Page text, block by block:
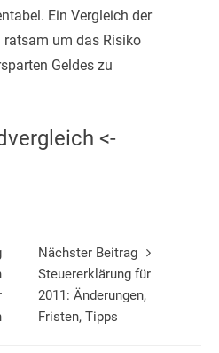
Ein Vergleich der
um das Risiko
Geldes zu
<-
Nächster Beitrag
Steuererklärung für
2011: Änderungen,
Fristen, Tipps